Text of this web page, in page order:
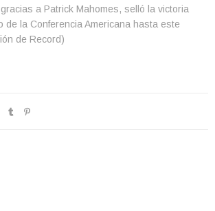
a Patrick Mahomes, selló la victoria
de la Conferencia Americana hasta este
de Record)